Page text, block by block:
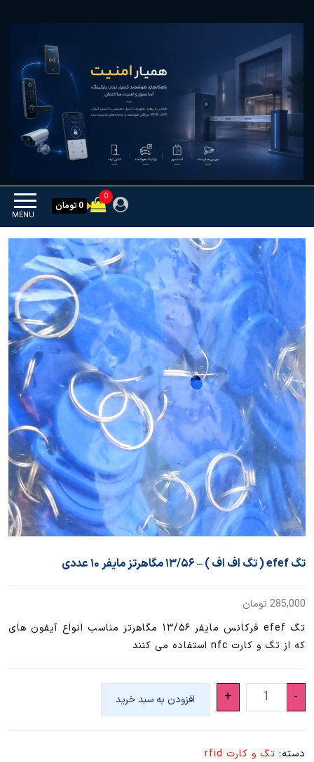
همیار امنیت
MENU
0
0 تومان
تگ efef ( تگ اف اف ) – ۱۳/۵۶ مگاهرتز مایفر ۱۰ عددی
285,000تومان
تگ efef فرکانس مایفر ۱۳/۵۶ مگاهرتز مناسب انواع آیفون های
که از تگ و کارت nfc استفاده می کنند
-
efef
+ افزودن به سبد خرید
دسته: تگ و کارت rfid